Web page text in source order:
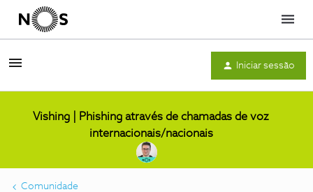
Menu
Iniciar sessão
Vishing | Phishing através de chamadas de voz
internacionais/nacionais
Comunidade